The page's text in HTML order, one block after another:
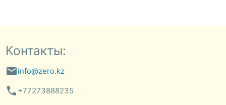
Контакты:
emailinfo@zero.kz
phone +77273888235